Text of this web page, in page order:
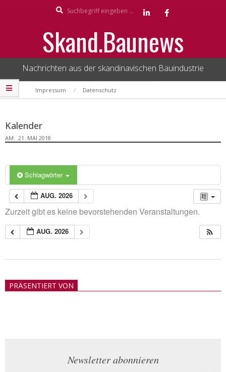
Skand.Baunews
Nachrichten aus der skandinavischen Bauindustrie
Secondary
Navigation
Impressum Datenschutz
Kalender
AM: 21. MAI 2018
Schlagwörter
AUG. 2026
Zurzeit gibt es keine bevorstehenden Veranstaltungen.
AUG. 2026
21PRÄSENTIERT VON
Newsletter abonnieren